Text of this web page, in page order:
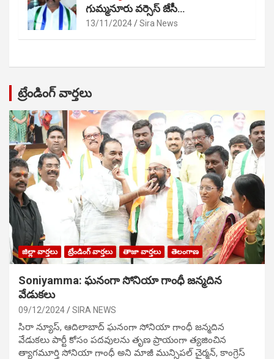
గుమ్మనూరు వర్సెస్ జేసీ…
13/11/2024 Sira News
ట్రేండింగ్ వార్తలు
జిల్లా వార్తలు ట్రేండింగ్ వార్తలు తాజా వార్తలు తెలంగాణ
Soniyamma: ఘ‌నంగా సోనియా గాంధీ జ‌న్మ‌దిన
వేడుక‌లు
09/12/2024 SIRA NEWS
సిరా న్యూస్, ఆదిలాబాద్ ఘ‌నంగా సోనియా గాంధీ జ‌న్మ‌దిన
వేడుక‌లు పార్టీ కోసం ప‌ద‌వుల‌ను తృణ ప్రాయంగా త్య‌జించిన
త్యాగమూర్తి సోనియా గాంధీ అని మాజీ మున్సిప‌ల్ చైర్మ‌న్, కాంగ్రెస్